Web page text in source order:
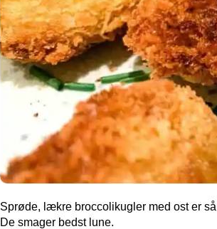
Sprøde, lækre broccolikugler med ost er
De smager bedst lune.